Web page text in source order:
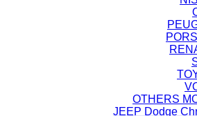
OTHERS
JEEP Dodge